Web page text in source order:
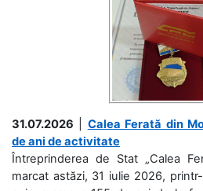
31.07.2026
Calea Ferată din
de ani de activitate
Întreprinderea de Stat „Calea
marcat astăzi, 31 iulie 2026,